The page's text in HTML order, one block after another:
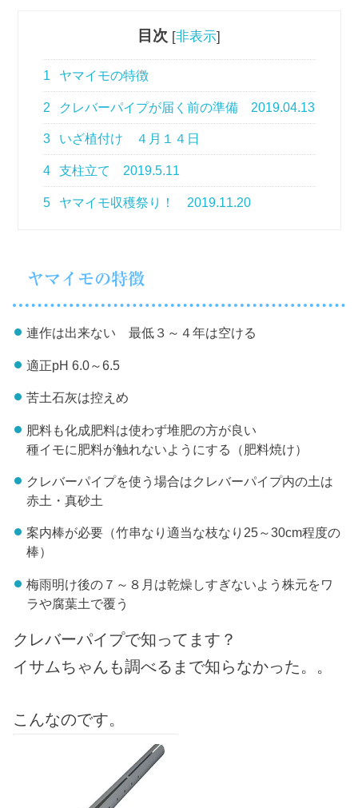
目次 [非表示]
1 ヤマイモの特徴
2 クレバーパイプが届く前の準備 2019.04.13
3 いざ植付け ４月１４日
4 支柱立て 2019.5.11
5 ヤマイモ収穫祭り！ 2019.11.20
ヤマイモの特徴
連作は出来ない 最低３～４年は空ける
適正pH 6.0～6.5
苦土石灰は控えめ
肥料も化成肥料は使わず堆肥の方が良い
種イモに肥料が触れないようにする（肥料焼け）
クレバーパイプを使う場合はクレバーパイプ内の土は
赤土・真砂土
案内棒が必要（竹串なり適当な枝なり25～30cm程度の
棒）
梅雨明け後の７～８月は乾燥しすぎないよう株元をワ
ラや腐葉土で覆う
クレバーパイプで知ってます？
イサムちゃんも調べるまで知らなかった。。
こんなのです。